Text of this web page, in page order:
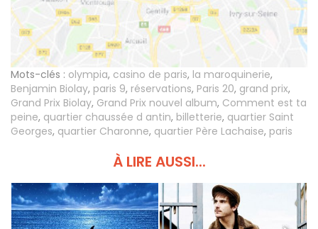
Mots-clés : olympia, casino de paris, la maroquinerie,
Benjamin Biolay, paris 9, réservations, Paris 20, grand prix,
Grand Prix Biolay, Grand Prix nouvel album, Comment est ta
peine, quartier chaussée d antin, billetterie, quartier Saint
Georges, quartier Charonne, quartier Père Lachaise, paris
À LIRE AUSSI...